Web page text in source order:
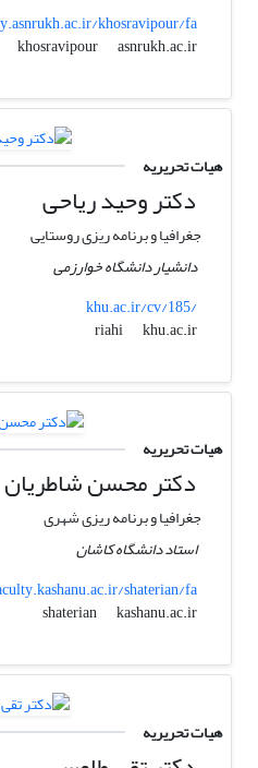
khosravipour/fa
khosravipour
asnrukh.ac.ir
هیات تحریریه
دکتر وحید ریاحی
جغرافیا و برنامه ریزی روستایی
دانشیار دانشگاه خوارزمی
khu.ac.ir/cv/185/
riahi
khu.ac.ir
هیات تحریریه
دکتر محسن شاطریان
جغرافیا و برنامه ریزی شهری
استاد دانشگاه کاشان
shaterian/fa
shaterian
kashanu.ac.ir
هیات تحریریه